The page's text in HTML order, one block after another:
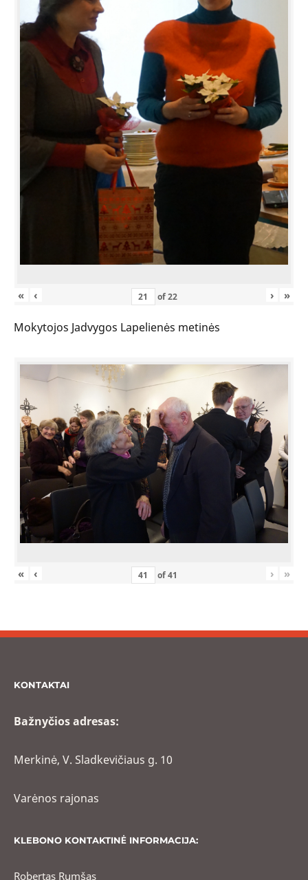
« ‹ of22 › »
Mokytojos Jadvygos Lapelienės metinės
« ‹ of41 › »
KONTAKTAI
Bažnyčios adresas:
Merkinė, V. Sladkevičiaus g. 10
Varėnos rajonas
KLEBONO KONTAKTINĖ INFORMACIJA:
Robertas Rumšas